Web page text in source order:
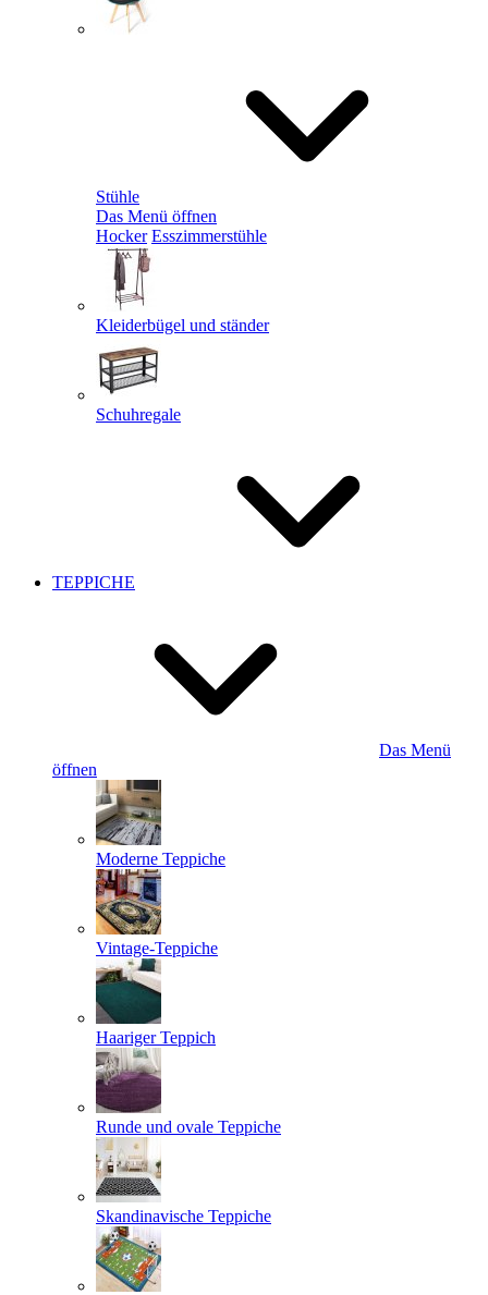
Stühle
Das Menü öffnen
Hocker Esszimmerstühle
Kleiderbügel und ständer
Schuhregale
TEPPICHE
Das Menü
öffnen
Moderne Teppiche
Vintage-Teppiche
Haariger Teppich
Runde und ovale Teppiche
Skandinavische Teppiche